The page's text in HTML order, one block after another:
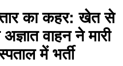
का कहर: खेत से
वाहन ने मारी
में भर्ती